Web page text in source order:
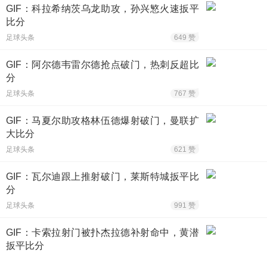
GIF：科拉希纳茨乌龙助攻，孙兴慜火速扳平
比分
足球头条 649 赞
GIF：阿尔德韦雷尔德抢点破门，热刺反超比
分
足球头条 767 赞
GIF：马夏尔助攻格林伍德爆射破门，曼联扩
大比分
足球头条 621 赞
GIF：瓦尔迪跟上推射破门，莱斯特城扳平比
分
足球头条 991 赞
GIF：卡索拉射门被扑杰拉德补射命中，黄潜
扳平比分